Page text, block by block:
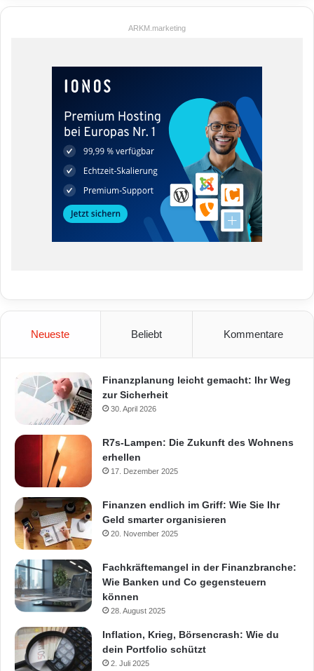
ARKM.marketing
Neueste Beliebt Kommentare
Finanzplanung leicht gemacht: Ihr Weg
zur Sicherheit
30. April 2026
R7s-Lampen: Die Zukunft des Wohnens
erhellen
17. Dezember 2025
Finanzen endlich im Griff: Wie Sie Ihr
Geld smarter organisieren
20. November 2025
Fachkräftemangel in der Finanzbranche:
Wie Banken und Co gegensteuern
können
28. August 2025
Inflation, Krieg, Börsencrash: Wie du
dein Portfolio schützt
2. Juli 2025